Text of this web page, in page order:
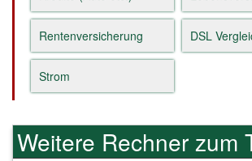
Rentenversicherung DSL
Strom
Weitere Rechner zum